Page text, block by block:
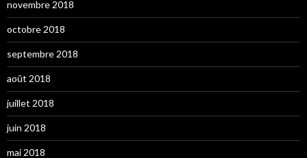
novembre 2018
octobre 2018
septembre 2018
août 2018
juillet 2018
juin 2018
mai 2018